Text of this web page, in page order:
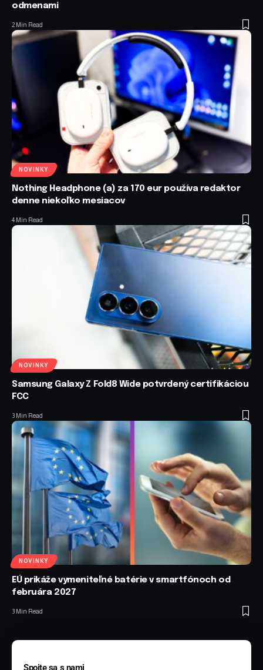
odmenami
2 Min Read
NOVINKY
Nothing Headphone (a) za 170 eur používa redaktor
denne niekoľko mesiacov
4 Min Read
NOVINKY
Samsung Galaxy Z Fold8 Wide potvrdený certifikáciou
FCC
3 Min Read
NOVINKY
EÚ prikáže vymeniteľné batérie v smartfónoch od
februára 2027
3 Min Read
Spojte sa s nami